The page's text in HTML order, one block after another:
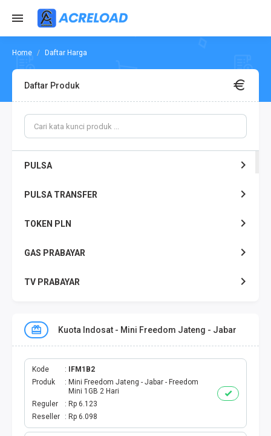
Daftar Harga
Daftar Produk
PULSA
PULSA TRANSFER
TOKEN PLN
GAS PRABAYAR
TV PRABAYAR
TOPUP GAME
KUOTA AXIS
KUOTA INDOSAT
KUOTA SMARTFREN
Kuota Indosat - Mini Freedom Jateng - Jabar
Kode
IFM1B2
Produk
Mini Freedom Jateng - Jabar - Freedom
Mini 1GB 2 Hari
Reguler
Rp 6.123
Reseller
Rp 6.098